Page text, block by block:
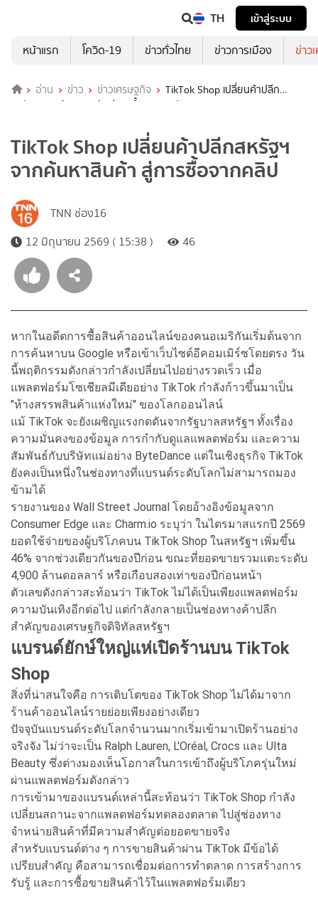
TH
เข้าสู่ระบบ
หน้าแรก
โควิด-19 ข่าวทั่วไทย ข่าวการเมือง ข่าว
อ่าน ข่าว ข่าวเศรษฐกิจ
TikTok Shop เปลี่ยนค้าปลีก
สหรัฐฯ จากค้นหาสินค้า สู่การซื้อจากคลิป
TikTok Shop เปลี่ยนค้าปลีกสหรัฐฯ
จากค้นหาสินค้า สู่การซื้อจากคลิป
TNN ช่อง16
12 มิถุนายน 2569 ( 15:38 )
46
หากในอดีตการซื้อสินค้าออนไลน์ของคนอเมริกันเริ่มต้นจาก
การค้นหาบน Google หรือเข้าเว็บไซต์อีคอมเมิร์ซโดยตรง วัน
นี้พฤติกรรมดังกล่าวกำลังเปลี่ยนไปอย่างรวดเร็ว เมื่อ
แพลตฟอร์มโซเชียลมีเดียอย่าง TikTok กำลังก้าวขึ้นมาเป็น
"ห้างสรรพสินค้าแห่งใหม่" ของโลกออนไลน์
แม้ TikTok จะยังเผชิญแรงกดดันจากรัฐบาลสหรัฐฯ ทั้งเรื่อง
ความมั่นคงของข้อมูล การกำกับดูแลแพลตฟอร์ม และความ
สัมพันธ์กับบริษัทแม่อย่าง ByteDance แต่ในเชิงธุรกิจ TikTok
ยังคงเป็นหนึ่งในช่องทางที่แบรนด์ระดับโลกไม่สามารถมอง
ข้ามได้
รายงานของ Wall Street Journal โดยอ้างอิงข้อมูลจาก
Consumer Edge และ Charm.io ระบุว่า ในไตรมาสแรกปี 2569
ยอดใช้จ่ายของผู้บริโภคบน TikTok Shop ในสหรัฐฯ เพิ่มขึ้น
46% จากช่วงเดียวกันของปีก่อน ขณะที่ยอดขายรวมแตะระดับ
4,900 ล้านดอลลาร์ หรือเกือบสองเท่าของปีก่อนหน้า
ตัวเลขดังกล่าวสะท้อนว่า TikTok ไม่ได้เป็นเพียงแพลตฟอร์ม
ความบันเทิงอีกต่อไป แต่กำลังกลายเป็นช่องทางค้าปลีก
สำคัญของเศรษฐกิจดิจิทัลสหรัฐฯ
แบรนด์ยักษ์ใหญ่แห่เปิดร้านบน TikTok
Shop
สิ่งที่น่าสนใจคือ การเติบโตของ TikTok Shop ไม่ได้มาจาก
ร้านค้าออนไลน์รายย่อยเพียงอย่างเดียว
ปัจจุบันแบรนด์ระดับโลกจำนวนมากเริ่มเข้ามาเปิดร้านอย่าง
จริงจัง ไม่ว่าจะเป็น Ralph Lauren, L'Oréal, Crocs และ Ulta
Beauty ซึ่งต่างมองเห็นโอกาสในการเข้าถึงผู้บริโภครุ่นใหม่
ผ่านแพลตฟอร์มดังกล่าว
การเข้ามาของแบรนด์เหล่านี้สะท้อนว่า TikTok Shop กำลัง
เปลี่ยนสถานะจากแพลตฟอร์มทดลองตลาด ไปสู่ช่องทาง
จำหน่ายสินค้าที่มีความสำคัญต่อยอดขายจริง
สำหรับแบรนด์ต่าง ๆ การขายสินค้าผ่าน TikTok มีข้อได้
เปรียบสำคัญ คือสามารถเชื่อมต่อการทำตลาด การสร้างการ
รับรู้ และการซื้อขายสินค้าไว้ในแพลตฟอร์มเดียว